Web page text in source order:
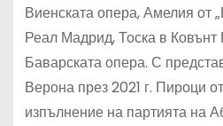
Виенската опера, Амелия от
Реал Мадрид, Тоска в Ковънт
Баварската опера. С
Верона през 2021 г. Пироци
изпълнение на партията на